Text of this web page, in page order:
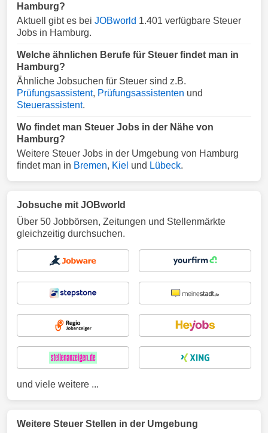
Hamburg?
Aktuell gibt es bei JOBworld 1.401 verfügbare Steuer
Jobs in Hamburg.
Welche ähnlichen Berufe für Steuer findet man in
Hamburg?
Ähnliche Jobsuchen für Steuer sind z.B.
Prüfungsassistent, Prüfungsassistenten und
Steuerassistent.
Wo findet man Steuer Jobs in der Nähe von
Hamburg?
Weitere Steuer Jobs in der Umgebung von Hamburg
findet man in Bremen, Kiel und Lübeck.
Jobsuche mit JOBworld
Über 50 Jobbörsen, Zeitungen und Stellenmärkte
gleichzeitig durchsuchen.
und viele weitere ...
Weitere Steuer Stellen in der Umgebung